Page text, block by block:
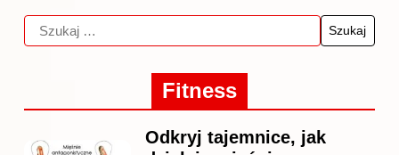
Fitness
Odkryj tajemnice, jak